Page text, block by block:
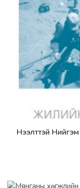
Дэлгэрэнгүй
Нээлттэй